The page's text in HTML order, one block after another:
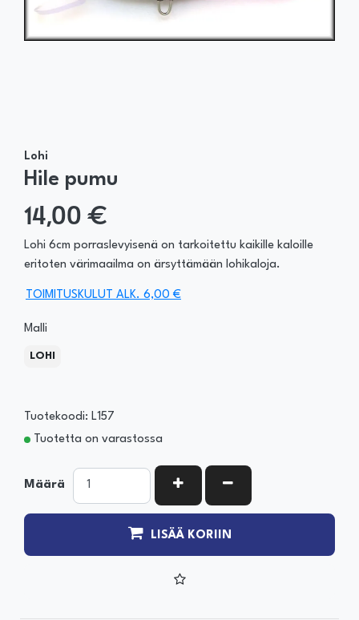
Lohi
Hile pumu
14,00 €
Lohi 6cm porraslevyisenä on tarkoitettu kaikille kaloille
eritoten värimaailma on ärsyttämään lohikaloja.
TOIMITUSKULUT ALK. 6,00 €
Malli
LOHI
Tuotekoodi: L157
Tuotetta on varastossa
Määrä KASVATA MÄÄRÄÄ
VÄHENNÄ MÄÄRÄÄ
LISÄÄ KORIIN